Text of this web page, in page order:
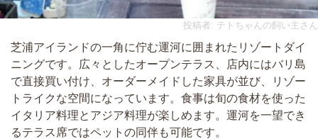
投稿者: テトちゃんの飼い主さん
芝浦アイランドの一角に佇む運河に囲まれたリゾートダイ
ニングです。広々としたオープンテラス、店内にはバリ島
で直接買い付け、オーダーメイドした家具が並び、リゾー
トライクな空間になっています。食事は旬の食材を使った
イタリア料理とアジア料理が楽しめます。運河を一望でき
るテラス席ではペットの同伴も可能です。